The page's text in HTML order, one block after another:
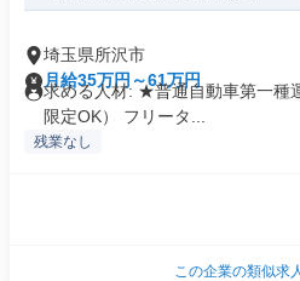
埼玉県所沢市
月給35万円～61万円
求める人材: ★普通自動車第一種
限定OK） フリータ...
残業なし
この企業の類似求